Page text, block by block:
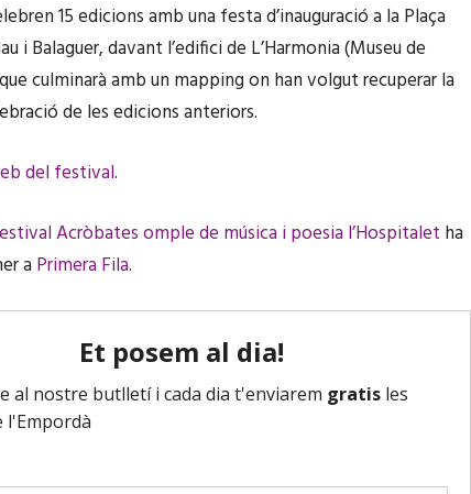
15 edicions amb una festa d’inauguració a la Plaça
i Balaguer, davant l’edifici de L’Harmonia (Museu de
culminarà amb un mapping on han volgut recuperar la
de les edicions anteriors.
del festival.
Acròbates omple de música i poesia l’Hospitalet ha
a Primera Fila.